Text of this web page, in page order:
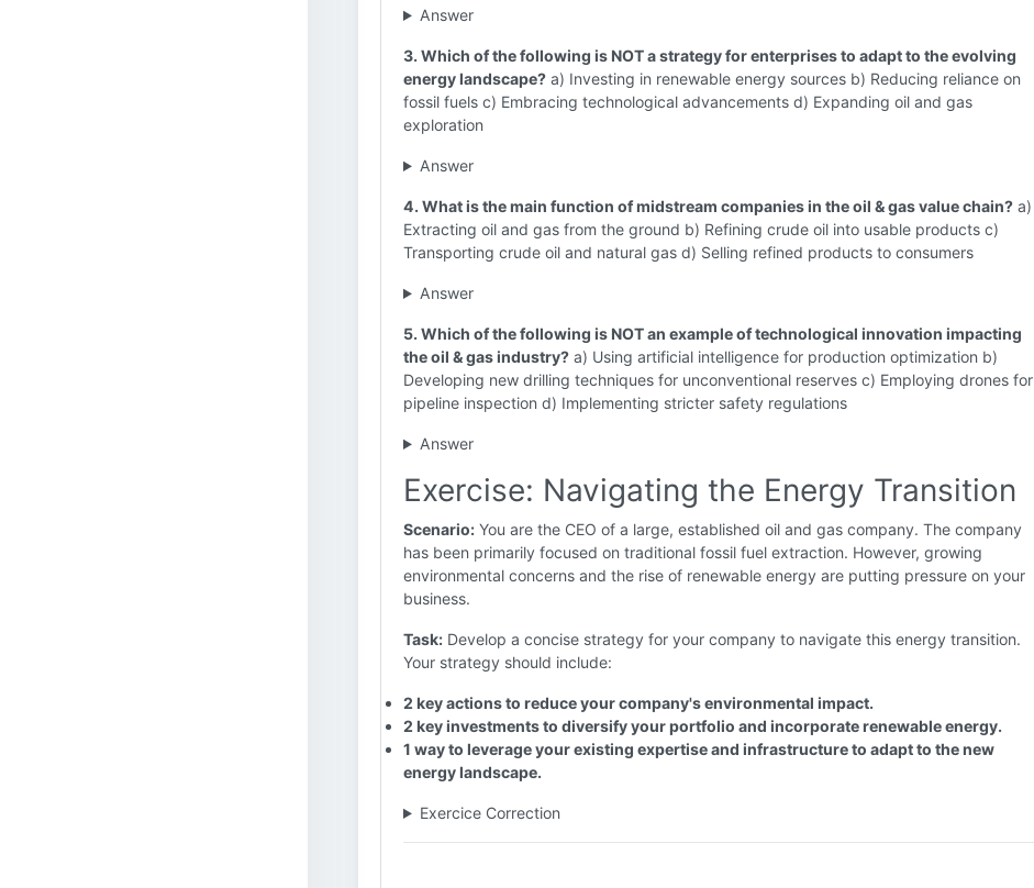
Answer
3. Which of the following is NOT a strategy for enterprises to adapt to the evolving
energy landscape? a) Investing in renewable energy sources b) Reducing reliance on
fossil fuels c) Embracing technological advancements d) Expanding oil and gas
exploration
Answer
4. What is the main function of midstream companies in the oil & gas value chain? a)
Extracting oil and gas from the ground b) Refining crude oil into usable products c)
Transporting crude oil and natural gas d) Selling refined products to consumers
Answer
5. Which of the following is NOT an example of technological innovation impacting
the oil & gas industry? a) Using artificial intelligence for production optimization b)
Developing new drilling techniques for unconventional reserves c) Employing drones for
pipeline inspection d) Implementing stricter safety regulations
Answer
Exercise: Navigating the Energy Transition
Scenario: You are the CEO of a large, established oil and gas company. The company
has been primarily focused on traditional fossil fuel extraction. However, growing
environmental concerns and the rise of renewable energy are putting pressure on your
business.
Task: Develop a concise strategy for your company to navigate this energy transition.
Your strategy should include:
2 key actions to reduce your company's environmental impact.
2 key investments to diversify your portfolio and incorporate renewable energy.
1 way to leverage your existing expertise and infrastructure to adapt to the new
energy landscape.
Exercice Correction